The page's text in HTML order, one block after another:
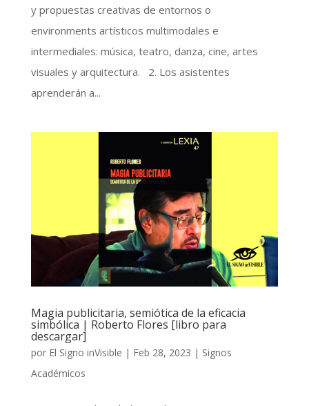
y propuestas creativas de entornos o
environments artísticos multimodales e
intermediales: música, teatro, danza, cine, artes
visuales y arquitectura. 2. Los asistentes
aprenderán a...
Magia publicitaria, semiótica de la eficacia
simbólica | Roberto Flores [libro para
descargar]
por El Signo inVisible | Feb 28, 2023 | Signos
Académicos